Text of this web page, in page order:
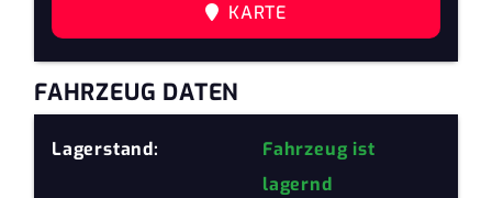
KARTE
FAHRZEUG DATEN
Lagerstand:
Fahrzeug ist
lagernd